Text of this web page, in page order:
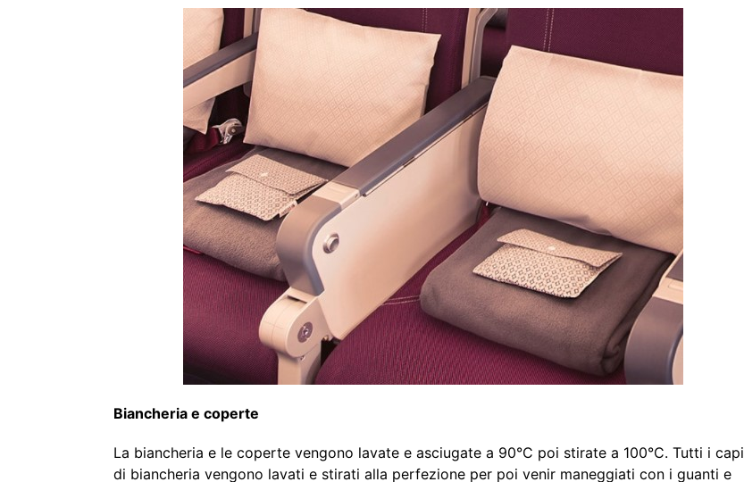
Biancheria e coperte
La biancheria e le coperte vengono lavate e asciugate a 90°C poi stirate a 100°C. Tutti i capi
di biancheria vengono lavati e stirati alla perfezione per poi venir maneggiati con i guanti e